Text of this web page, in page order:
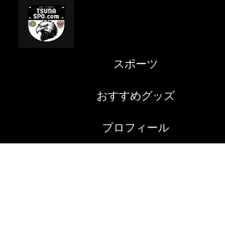
スポーツ
おすすめグッズ
プロフィール